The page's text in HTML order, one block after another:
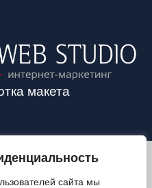
сайта мы
макета
РАЙОНА